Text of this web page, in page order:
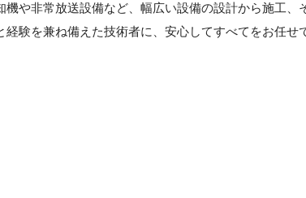
や非常放送設備など、幅広い設備の設計から施工、
験を兼ね備えた技術者に、安心してすべてをお任せ